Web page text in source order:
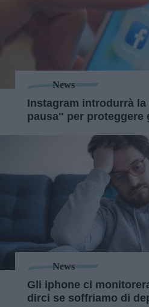
News
Instagram introdurrà
pausa" per proteggere
News
Gli iphone ci
dirci se soffriamo di